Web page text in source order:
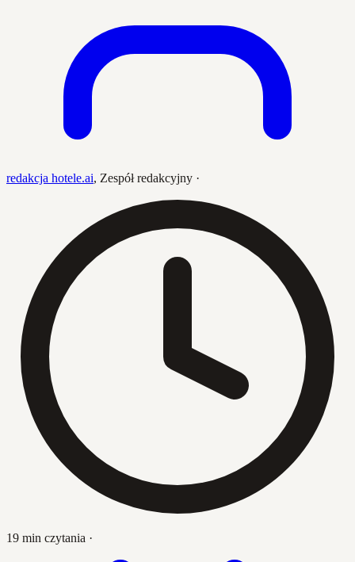
redakcja hotele.ai, Zespół redakcyjny ·
19 min czytania ·